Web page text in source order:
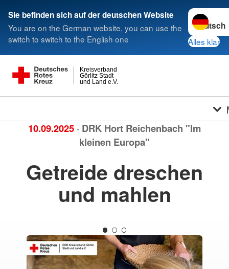
Sie befinden sich auf der deutschen Website
You are on the German website, you can use the
switch to switch to the English one
Sprache
Alles klar
und Land e.V.
Görlitz Stadt
Kreisverband
10.09.2025 · DRK Hort Reichenbach "Im
kleinen Europa"
Getreide dreschen
und mahlen